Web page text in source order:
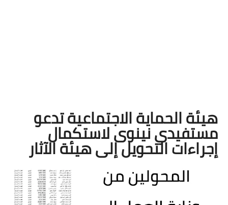
هيئة الحماية الاجتماعية تدعو
مستفيدي نينوى لاستكمال
إجراءات التحويل إلى هيئة الآثار